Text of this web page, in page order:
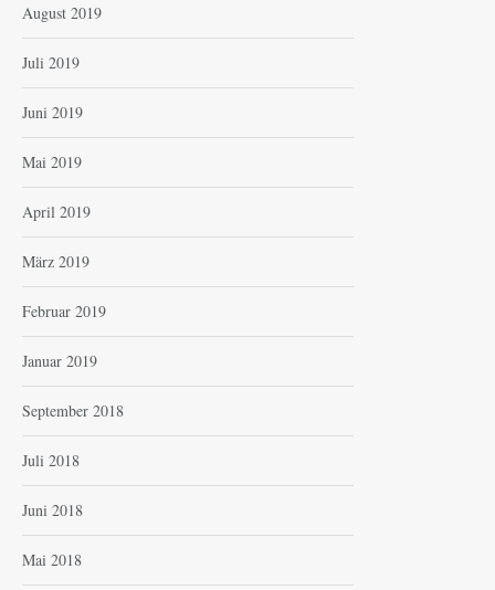
August 2019
Juli 2019
Juni 2019
Mai 2019
April 2019
März 2019
Februar 2019
Januar 2019
September 2018
Juli 2018
Juni 2018
Mai 2018